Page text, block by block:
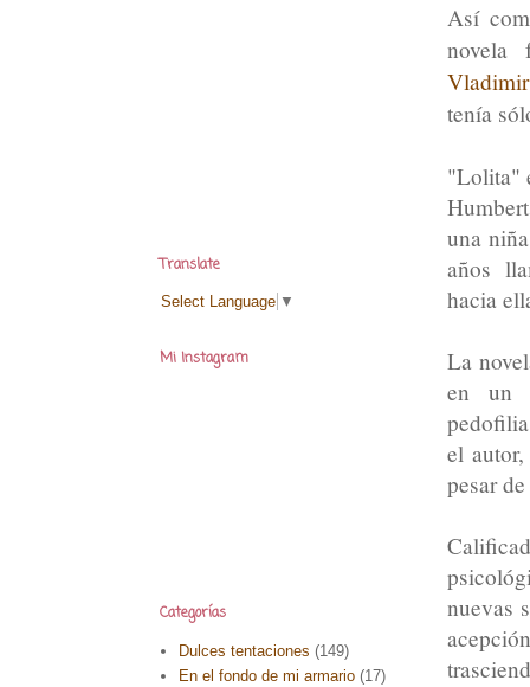
Así
novela
tenía
"Lolita"
una
años
hacia
La
en un
el
pesar
nuevas
Translate
Select Language ▼
Mi Instagram
Categorías
Dulces tentaciones (149)
En el fondo de mi armario (17)